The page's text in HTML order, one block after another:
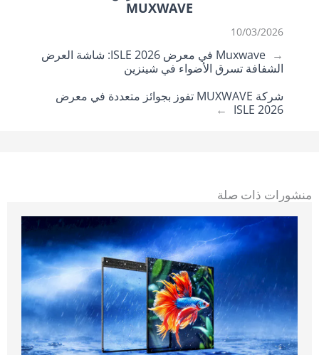
MUXWAVE
10/03/2026
←
Muxwave في معرض ISLE 2026: شاشة العرض
الشفافة تسرق الأضواء في شينزين
شركة MUXWAVE تفوز بجوائز متعددة في معرض
ISLE 2026
→
منشورات ذات صلة